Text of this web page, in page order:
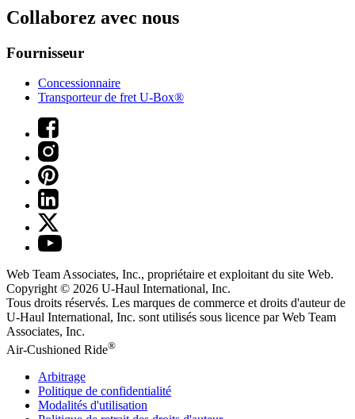
Collaborez avec nous
Fournisseur
Concessionnaire
Transporteur de fret U-Box®
Web Team Associates, Inc., propriétaire et exploitant du site Web.
Copyright © 2026 U-Haul International, Inc.
Tous droits réservés. Les marques de commerce et droits d'auteur de
U-Haul International, Inc. sont utilisés sous licence par Web Team
Associates, Inc.
Air-Cushioned Ride®
Arbitrage
Politique de confidentialité
Modalités d'utilisation